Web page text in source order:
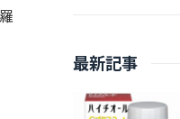
最新記事